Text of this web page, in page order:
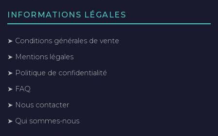
INFORMATIONS LÉGALES
➤ Conditions générales de vente
➤ Mentions légales
➤ Politique de confidentialité
➤ FAQ
➤ Nous contacter
➤ Qui sommes-nous